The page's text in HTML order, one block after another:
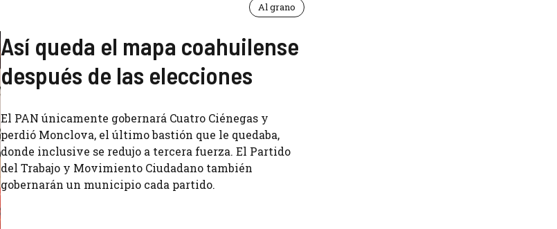
Al grano
Así queda el mapa coahuilense
después de las elecciones
El PAN únicamente gobernará Cuatro Ciénegas y
perdió Monclova, el último bastión que le quedaba,
donde inclusive se redujo a tercera fuerza. El Partido
del Trabajo y Movimiento Ciudadano también
gobernarán un municipio cada partido.